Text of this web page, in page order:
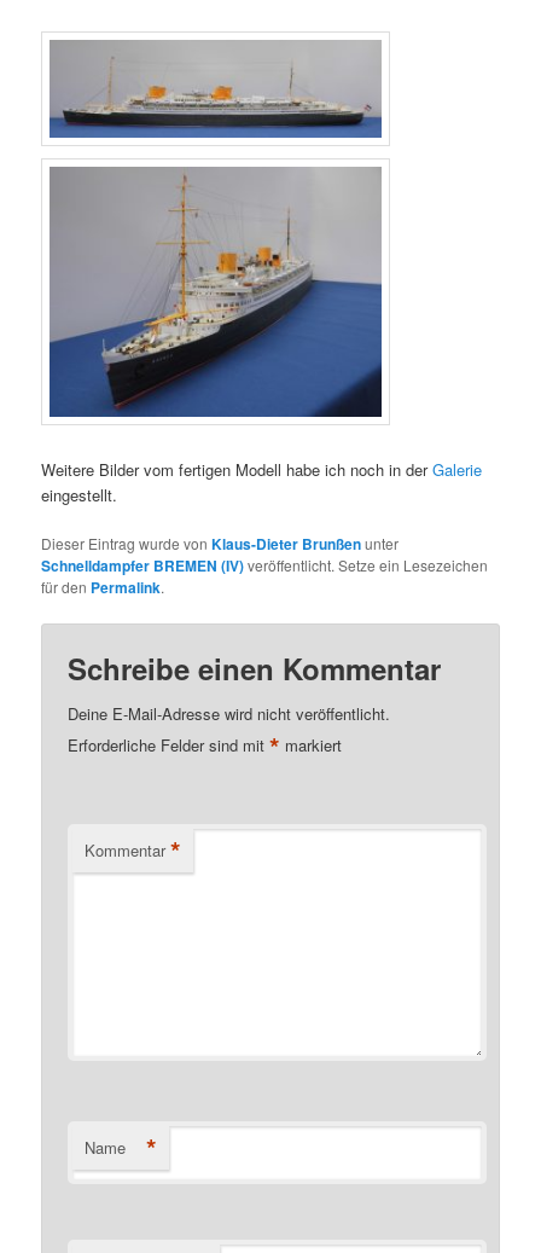
Weitere Bilder vom fertigen Modell habe ich noch in derGalerie
eingestellt.
Dieser Eintrag wurde vonKlaus-Dieter Brunßenunter
Schnelldampfer BREMEN (IV)veröffentlicht. Setze ein Lesezeichen
für den Permalink.
Schreibe einen Kommentar
Deine E-Mail-Adresse wird nicht veröffentlicht.
Erforderliche Felder sind mit* markiert
Kommentar *
Name *